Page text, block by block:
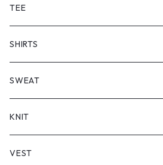
TEE
SHORT SLEEVE
LONG SLEEVE
SHIRTS
SHORT SLEEVE
LONG SLEEVE
SWEAT
KNIT
VEST